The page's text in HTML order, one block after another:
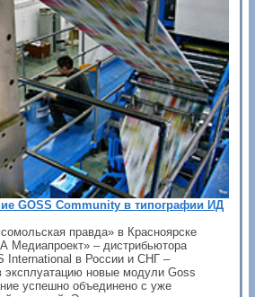
GOSS Community в типографии ИД
правда» в Красноярске
Медиапроект» – дистрибьютора
International в России и СНГ –
новые модули Goss
успешно объединено с уже